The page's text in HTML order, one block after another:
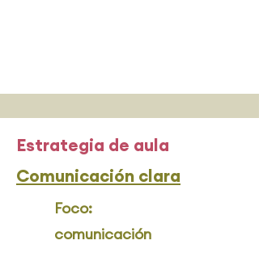
Estrategia de aula
Comunicación clara
Foco:
comunicación